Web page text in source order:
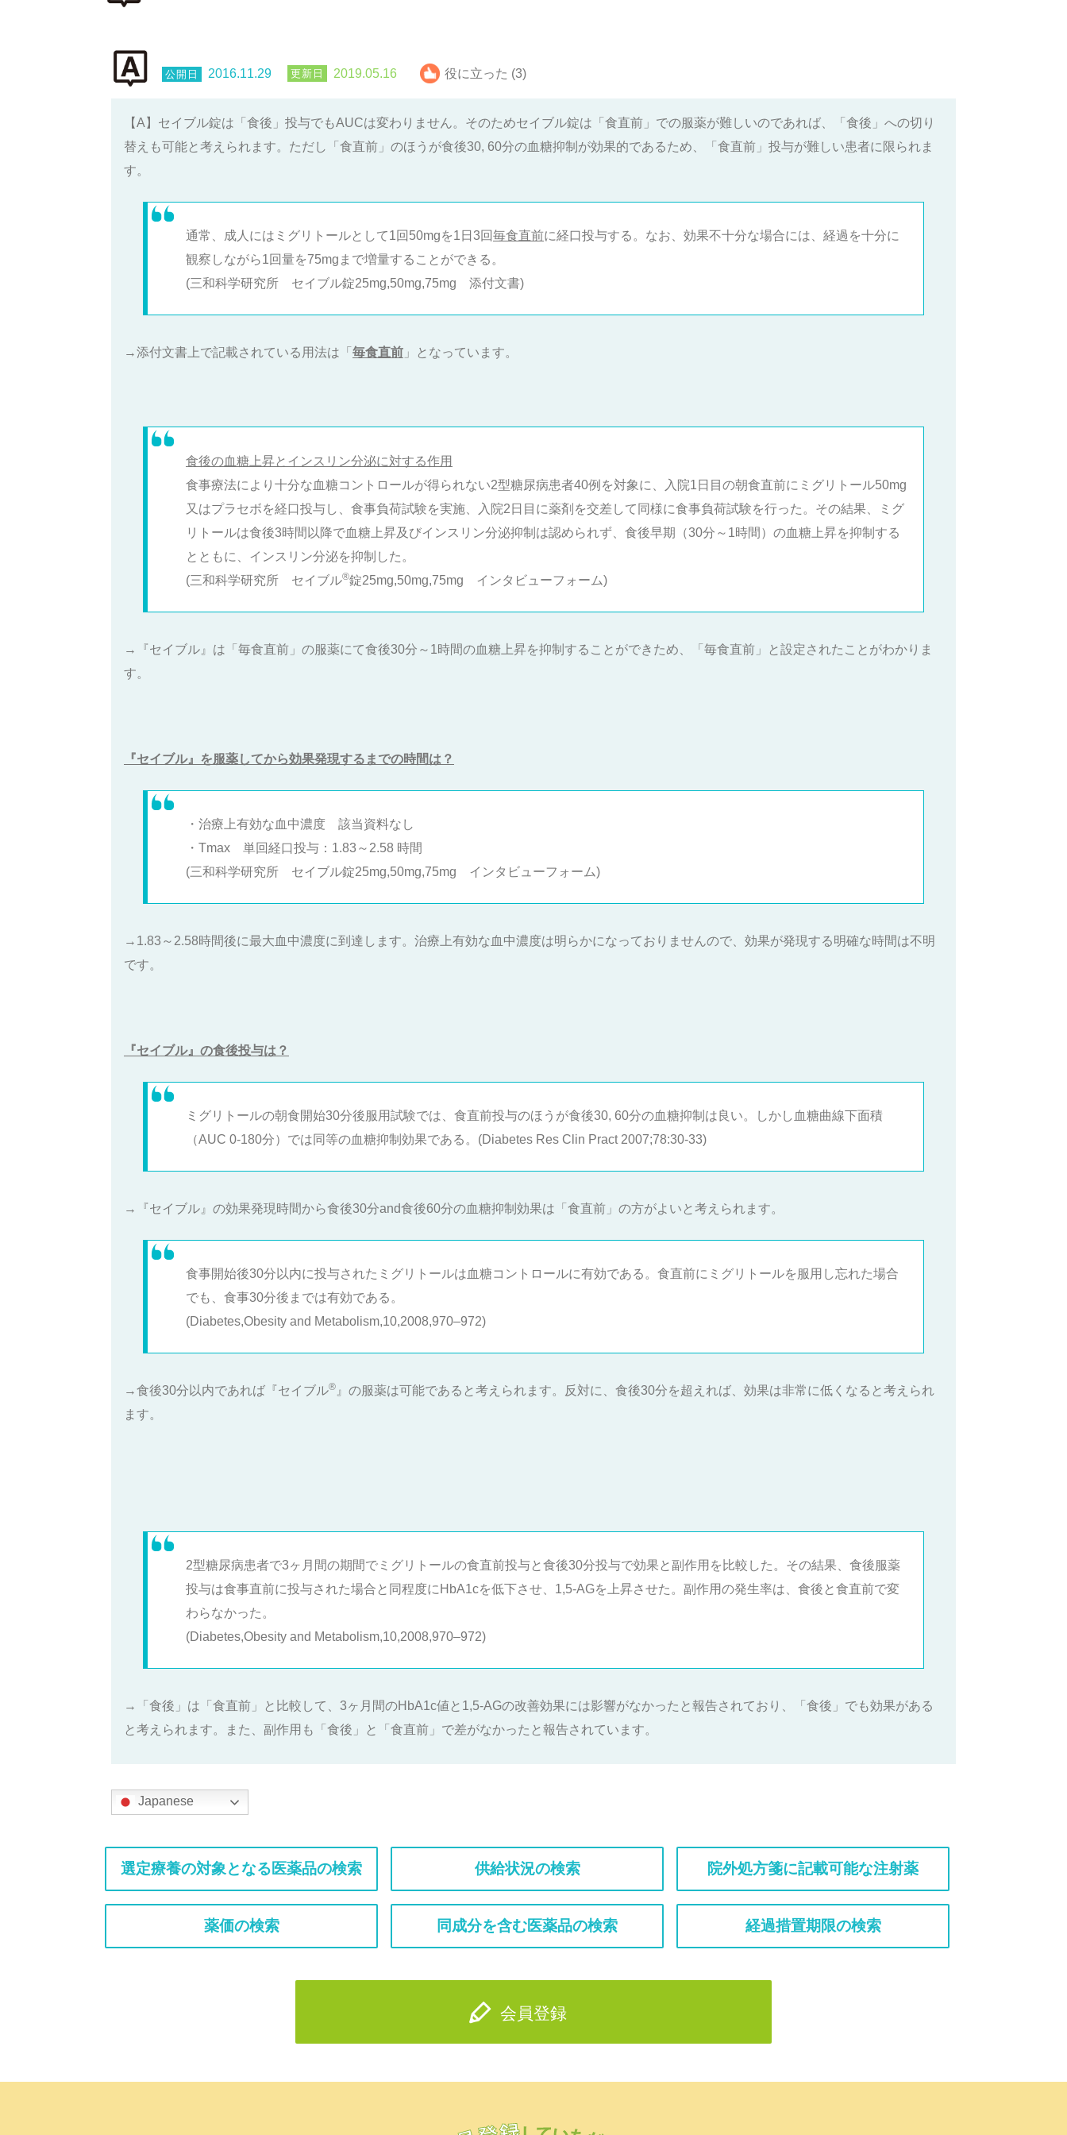
2016.11.29 2019.05.16 役に立った (3)
【A】セイブル錠は「食後」投与でもAUCは変わりません。そのためセイブル錠は「食直前」での服薬が難しいのであれば、「食後」への切り
替えも可能と考えられます。ただし「食直前」のほうが食後30, 60分の血糖抑制が効果的であるため、「食直前」投与が難しい患者に限られま
す。
通常、成人にはミグリトールとして1回50mgを1日3回毎食直前に経口投与する。なお、効果不十分な場合には、経過を十分に
観察しながら1回量を75mgまで増量することができる。
(三和科学研究所 セイブル錠25mg,50mg,75mg 添付文書)
→添付文書上で記載されている用法は「 毎食直前 」となっています。
食後の血糖上昇とインスリン分泌に対する作用
食事療法により十分な血糖コントロールが得られない2型糖尿病患者40例を対象に、入院1日目の朝食直前にミグリトール50mg
又はプラセボを経口投与し、食事負荷試験を実施、入院2日目に薬剤を交差して同様に食事負荷試験を行った。その結果、ミグ
リトールは食後3時間以降で血糖上昇及びインスリン分泌抑制は認められず、食後早期（30分～1時間）の血糖上昇を抑制する
とともに、インスリン分泌を抑制した。
(三和科学研究所 セイブル®️錠25mg,50mg,75mg インタビューフォーム)
→『セイブル』は「毎食直前」の服薬にて食後30分～1時間の血糖上昇を抑制することができため、「毎食直前」と設定されたことがわかりま
す。
『セイブル』を服薬してから効果発現するまでの時間は？
・治療上有効な血中濃度 該当資料なし
・Tmax 単回経口投与：1.83～2.58 時間
(三和科学研究所 セイブル錠25mg,50mg,75mg インタビューフォーム)
→1.83～2.58時間後に最大血中濃度に到達します。治療上有効な血中濃度は明らかになっておりませんので、効果が発現する明確な時間は不明
です。
『セイブル』の食後投与は？
ミグリトールの朝食開始30分後服用試験では、食直前投与のほうが食後30, 60分の血糖抑制は良い。しかし血糖曲線下面積
（AUC 0-180分）では同等の血糖抑制効果である。(Diabetes Res Clin Pract 2007;78:30-33)
→『セイブル』の効果発現時間から食後30分and食後60分の血糖抑制効果は「食直前」の方がよいと考えられます。
食事開始後30分以内に投与されたミグリトールは血糖コントロールに有効である。食直前にミグリトールを服用し忘れた場合
でも、食事30分後までは有効である。
(Diabetes,Obesity and Metabolism,10,2008,970–972)
→食後30分以内であれば『セイブル®️ 』の服薬は可能であると考えられます。反対に、食後30分を超えれば、効果は非常に低くなると考えられ
ます。
2型糖尿病患者で3ヶ月間の期間でミグリトールの食直前投与と食後30分投与で効果と副作用を比較した。その結果、食後服薬
投与は食事直前に投与された場合と同程度にHbA1cを低下させ、1,5-AGを上昇させた。副作用の発生率は、食後と食直前で変
わらなかった。
(Diabetes,Obesity and Metabolism,10,2008,970–972)
→「食後」は「食直前」と比較して、3ヶ月間のHbA1c値と1,5-AGの改善効果には影響がなかったと報告されており、「食後」でも効果がある
と考えられます。また、副作用も「食後」と「食直前」で差がなかったと報告されています。
Japanese
選定療養の対象となる医薬品の検索 供給状況の検索 院外処方箋に記載可能な注射薬
薬価の検索 同成分を含む医薬品の検索 経過措置期限の検索
会員登録